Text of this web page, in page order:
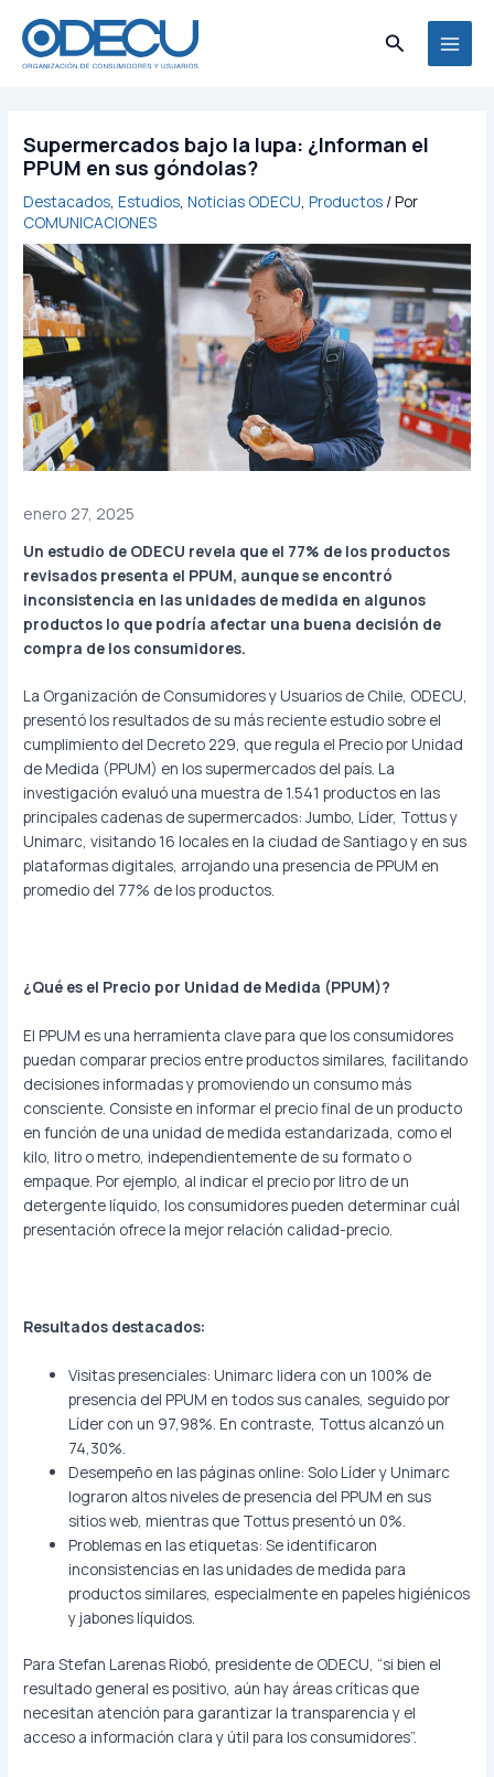
contenido
Buscar
Supermercados bajo la lupa: ¿Informan el
PPUM en sus góndolas?
Destacados,Estudios,Noticias ODECU,Productos / Por
COMUNICACIONES
enero 27, 2025
Un estudio de ODECU revela que el 77% de los productos
revisados presenta el PPUM, aunque se encontró
inconsistencia en las unidades de medida en algunos
productos lo que podría afectar una buena decisión de
compra de los consumidores.
La Organización de Consumidores y Usuarios de Chile, ODECU,
presentó los resultados de su más reciente estudio sobre el
cumplimiento del Decreto 229, que regula el Precio por Unidad
de Medida (PPUM) en los supermercados del país. La
investigación evaluó una muestra de 1.541 productos en las
principales cadenas de supermercados: Jumbo, Líder, Tottus y
Unimarc, visitando 16 locales en la ciudad de Santiago y en sus
plataformas digitales, arrojando una presencia de PPUM en
promedio del 77% de los productos.
¿Qué es el Precio por Unidad de Medida (PPUM)?
El PPUM es una herramienta clave para que los consumidores
puedan comparar precios entre productos similares, facilitando
decisiones informadas y promoviendo un consumo más
consciente. Consiste en informar el precio final de un producto
en función de una unidad de medida estandarizada, como el
kilo, litro o metro, independientemente de su formato o
empaque. Por ejemplo, al indicar el precio por litro de un
detergente líquido, los consumidores pueden determinar cuál
presentación ofrece la mejor relación calidad-precio.
Resultados destacados:
Visitas presenciales: Unimarc lidera con un 100% de
presencia del PPUM en todos sus canales, seguido por
Líder con un 97,98%. En contraste, Tottus alcanzó un
74,30%.
Desempeño en las páginas online: Solo Líder y Unimarc
lograron altos niveles de presencia del PPUM en sus
sitios web, mientras que Tottus presentó un 0%.
Problemas en las etiquetas: Se identificaron
inconsistencias en las unidades de medida para
productos similares, especialmente en papeles higiénicos
y jabones líquidos.
Para Stefan Larenas Riobó, presidente de ODECU, “si bien el
resultado general es positivo, aún hay áreas críticas que
necesitan atención para garantizar la transparencia y el
acceso a información clara y útil para los consumidores”.